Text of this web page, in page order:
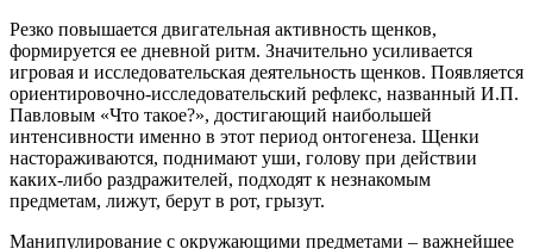
Резко повышается двигательная активность щенков,
формируется ее дневной ритм. Значительно усиливается
игровая и исследовательская деятельность щенков. Появляется
ориентировочно-исследовательский рефлекс, названный И.П.
Павловым «Что такое?», достигающий наибольшей
интенсивности именно в этот период онтогенеза. Щенки
настораживаются, поднимают уши, голову при действии
каких-либо раздражителей, подходят к незнакомым
предметам, лижут, берут в рот, грызут.
Манипулирование с окружающими предметами – важнейшее